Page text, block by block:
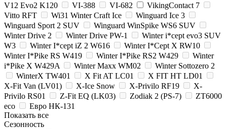
V12 Evo2 K120
VI-388 VI-682
VikingContact 7
Vitto RFT
Wi31 Winter Craft Ice
Winguard Ice 3
Winguard Sport 2 SUV
Winguard WinSpike WS6 SUV
Winter Drive 2
Winter Drive PW-1
Winter i*cept evo3 SUV
W3
Winter I*cept iZ 2 W616
Winter I*Cept X RW10
Winter I*Pike RS W419
Winter I*Pike RS2 W429
Winter
i*Pike X W429A
Winter Maxx WM02
Winter Sottozero 2
WinterX TW401
X Fit AT LC01
X FIT HT LD01
X-Fit Van (LV01)
X-Ice Snow X-Privilo RF19
X-
Privilo RS01
Z-Fit EQ (LK03) Zodiak 2 (PS-7)
ZT6000
eco
Евро НК-131
Показать все
Сезонность